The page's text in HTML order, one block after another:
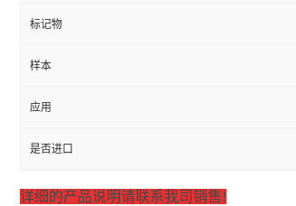
标记物
样本
应用
是否进口
详细的产品说明请联系我司销售!